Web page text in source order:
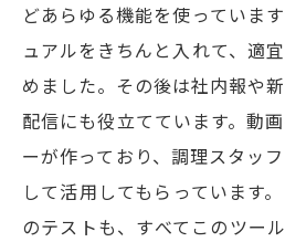
どあらゆる機能を使っていま
ュアルをきちんと入れて、適
めました。その後は社内報や
配信にも役立てています。動
ーが作っており、調理スタッ
して活用してもらっています
のテストも、すべてこのツー